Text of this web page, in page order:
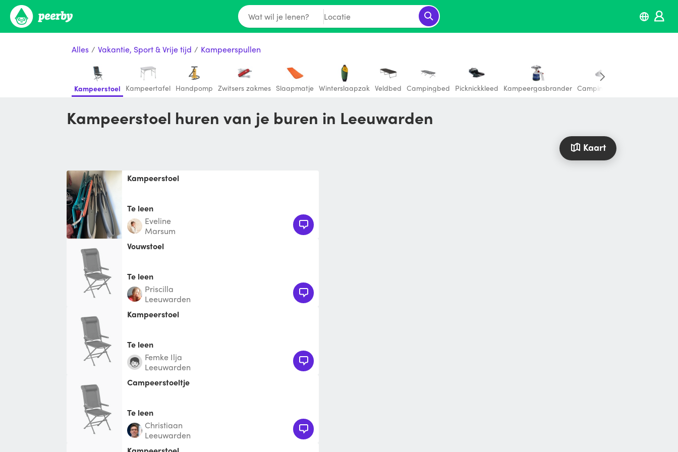
Wat wil je lenen? Locatie
Alles / Vakantie, Sport & Vrije tijd / Kampeerspullen
Kampeerstoel Kampeertafel Handpomp Zwitsers zakmes Slaapmatje Winterslaapzak Veldbed Campingbed Picknickkleed Kampeergasbrander Campingfornuis
Kampeerstoel huren van je buren in Leeuwarden
Kaart
Kampeerstoel
Te leen
Eveline
Marsum
vouwstoel
Te leen
Priscilla
Leeuwarden
Kampeerstoel
Te leen
Femke Ilja
Leeuwarden
Campeerstoeltje
Te leen
Christiaan
Leeuwarden